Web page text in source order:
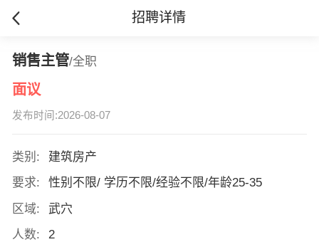
招聘详情
销售主管/全职
面议
发布时间:2026-08-07
类别:
建筑房产
要求:
性别不限/ 学历不限/经验不限/年龄25-35
区域:
武穴
人数:
2